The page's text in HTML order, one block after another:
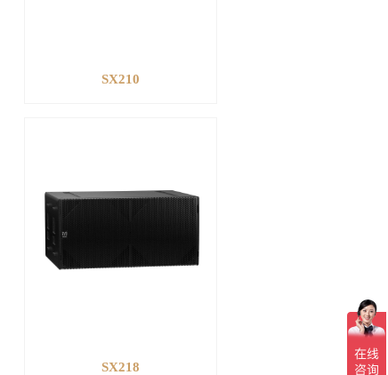
SX210
SX218